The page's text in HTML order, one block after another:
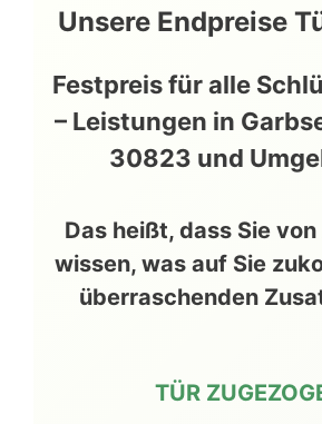
Unsere Endpreise
Festpreis für alle
– Leistungen in
30823 und
Das heißt, dass Sie
wissen, was auf Sie
überraschenden
TÜR